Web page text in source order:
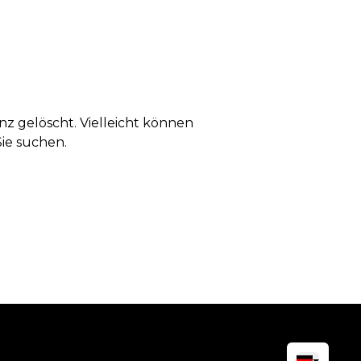
gelöscht. Vielleicht können
suchen.